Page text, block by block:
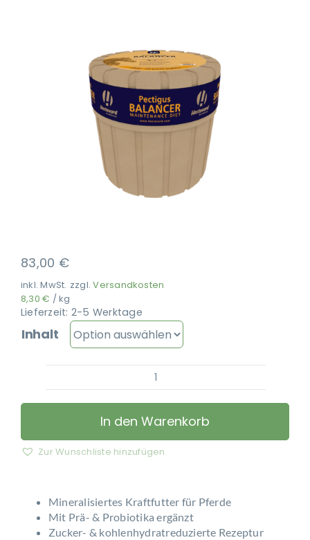
83,00 €
inkl. MwSt. zzgl.Versandkosten
8,30€ /kg
Lieferzeit: 2-5 Werktage
Inhalt
Hestevard
–
Pectigus
Kraftfutter
In den Warenkorb
Zur Wunschliste hinzufügen
Mineralisiertes Kraftfutter für Pferde
Mit Prä- & Probiotika ergänzt
Zucker- & kohlenhydratreduzierte Rezeptur